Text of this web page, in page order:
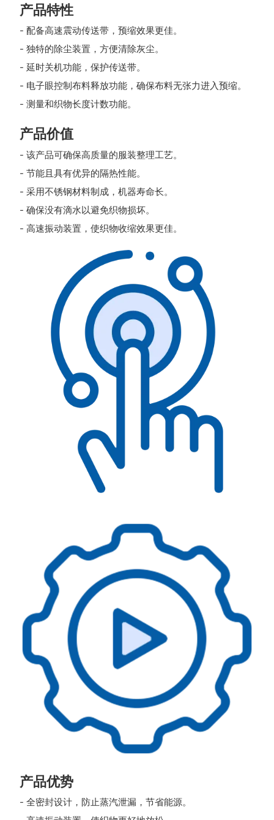
产品特性
- 配备高速震动传送带，预缩效果更佳。
- 独特的除尘装置，方便清除灰尘。
- 延时关机功能，保护传送带。
- 电子眼控制布料释放功能，确保布料无张力进入预缩。
- 测量和织物长度计数功能。
产品价值
- 该产品可确保高质量的服装整理工艺。
- 节能且具有优异的隔热性能。
- 采用不锈钢材料制成，机器寿命长。
- 确保没有滴水以避免织物损坏。
- 高速振动装置，使织物收缩效果更佳。
产品优势
- 全密封设计，防止蒸汽泄漏，节省能源。